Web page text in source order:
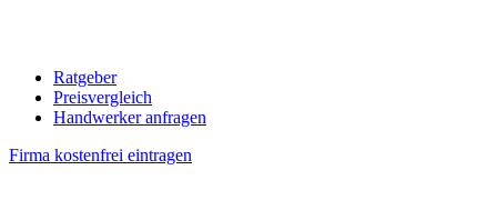
Ratgeber
Preisvergleich
Handwerker anfragen
Firma kostenfrei eintragen